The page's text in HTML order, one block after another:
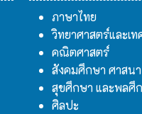
ภาษาไทย
วิทยาศาสตร์และเ
คณิตศาสตร์
สังคมศึกษา ศาสน
สุขศึกษา และพลศึ
ศิลปะ